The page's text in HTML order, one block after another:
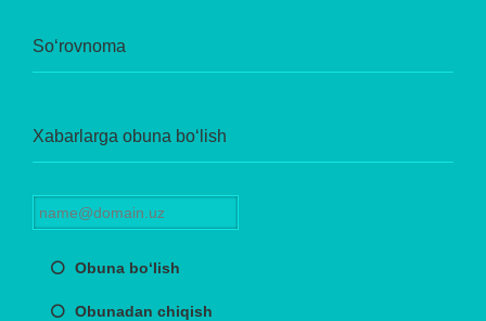
So‘rovnoma
Xabarlarga obuna bo‘lish
Obuna bo‘lish
Obunadan chiqish